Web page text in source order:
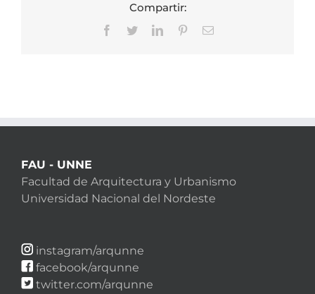
Compartir:
Facebook
TwitterLinkedInPinterestCorreo
FAU - UNNE
Facultad de Arquitectura y Urbanismo
Universidad Nacional del Nordeste
instagram/arqunne
facebook/arqunne
twitter.com/arqunne